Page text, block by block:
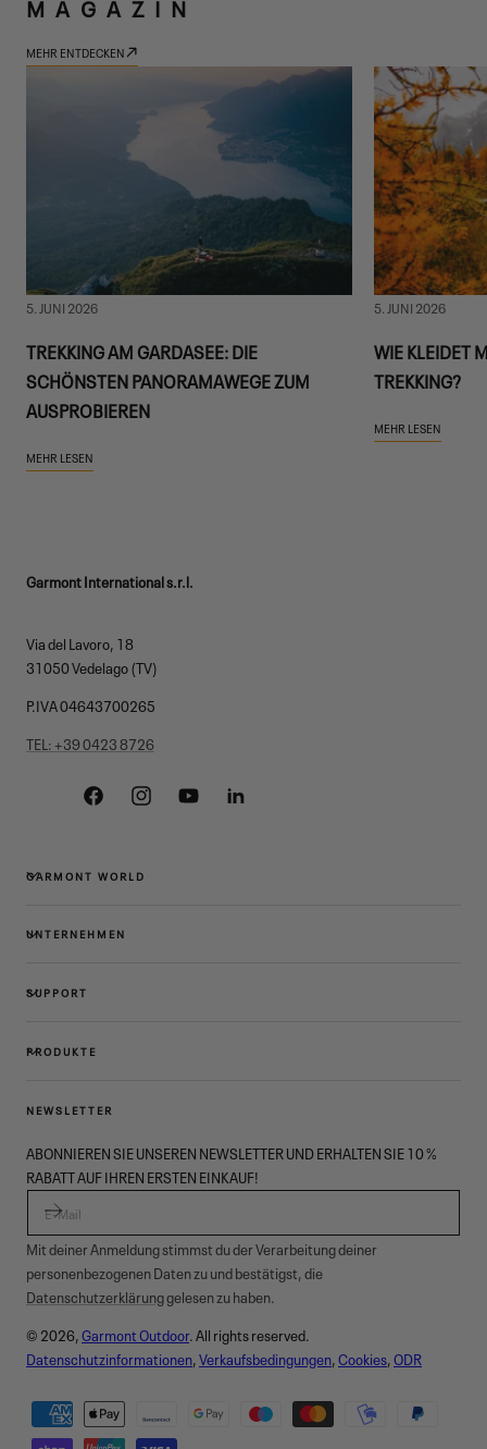
MEHR ENTDECKEN
5. JUNI 2026
TREKKING AM GARDASEE: DIE
SCHÖNSTEN PANORAMAWEGE ZUM
AUSPROBIEREN
MEHR LESEN
5. JUNI 2026
WIE KLEIDET
TREKKING?
MEHR LESEN
Garmont International s.r.l.
Via del Lavoro, 18
31050 Vedelago (TV)
P.IVA 04643700265
TEL: +39 0423 8726
FacebookInstagramYouTubeLinkedin
GARMONT WORLD
UNTERNEHMEN
SUPPORT
PRODUKTE
NEWSLETTER
ABONNIEREN SIE UNSEREN NEWSLETTER UND ERHALTEN SIE 10 %
RABATT AUF IHREN ERSTEN EINKAUF!
Mit deiner Anmeldung stimmst du der Verarbeitung deiner
personenbezogenen Daten zu und bestätigst, die
Datenschutzerklärunggelesen zu haben.
© 2026,Garmont Outdoor. All rights reserved.
Datenschutzinformationen,Verkaufsbedingungen,Cookies,ODR
Zahlungsmethoden